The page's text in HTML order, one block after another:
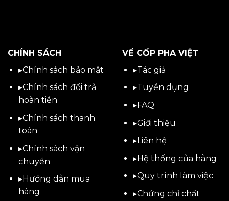
CHÍNH SÁCH
▸Chính sách bảo mật
▸Chính sách đổi trả
hoàn tiền
▸Chính sách thanh
toán
▸Chính sách vận
chuyển
▸Hướng dẫn mua
hàng
VỀ CỐP PHA VIỆT
▸Tác giả
▸Tuyển dụng
▸FAQ
▸Giới thiệu
▸Liên hệ
▸Hệ thống của hàng
▸Quy trình làm việc
▸Chứng chỉ chất